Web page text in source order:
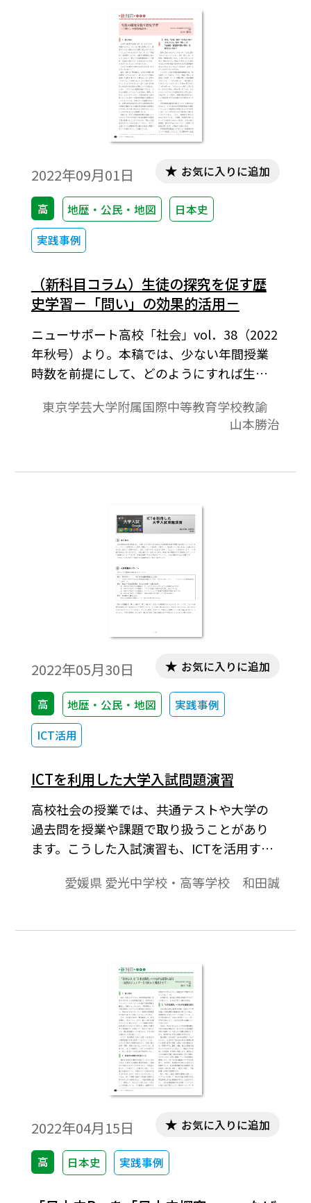
の実践報告を行いたい。
2022年09月01日
高 地歴・公民・地図
日本史
実践事例
お気に入りに追加
（新科目コラム）生徒の探究を促す歴
史学習－「問い」の効果的活用－
ニューサポート高校「社会」vol．38（2022
年秋号）より。本稿では、少ない年間授業
時数を前提にして、どのようにすれば生徒
とができるのか、「問い」の設定の仕方と
いう点から迫っていきたい。そして、上記
少しでも解消されることを願っている。
東京学芸大学附属国際中等教育学校教諭
山本勝治
2022年05月30日
高 地歴・公民・地図
実践事例
ICT活用
お気に入りに追加
ICTを利用した大学入試問題演習
高校社会の授業では、共通テストや大学の
過去問を授業や課題で取り扱うことがあり
ます。こうした入試演習も、ICTを活用すれ
す。空欄補充・選択式問題だけでなく、論述
を具体的にご紹介します。
愛媛県 愛光中学校・高等学校 和田誠
2022年04月15日
高 日本史 実践事例
お気に入りに追加